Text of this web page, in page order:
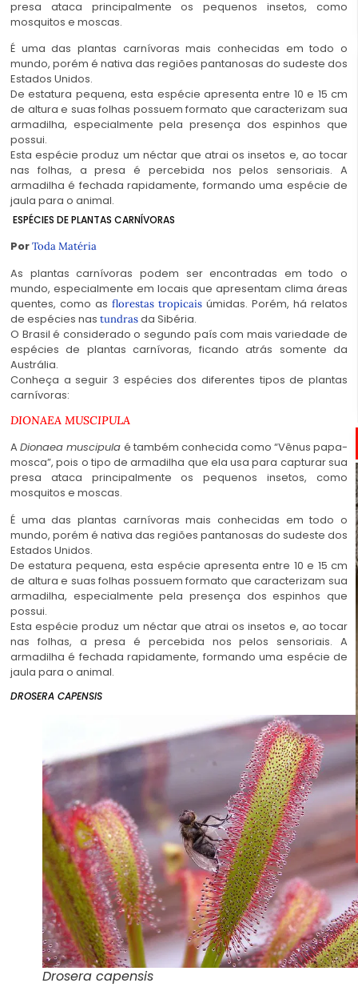
presa ataca principalmente os pequenos insetos, como
mosquitos e moscas.
É uma das plantas carnívoras mais conhecidas em todo o
mundo, porém é nativa das regiões pantanosas do sudeste dos
Estados Unidos.
De estatura pequena, esta espécie apresenta entre 10 e 15 cm
de altura e suas folhas possuem formato que caracterizam sua
armadilha, especialmente pela presença dos espinhos que
possui.
Esta espécie produz um néctar que atrai os insetos e, ao tocar
nas folhas, a presa é percebida nos pelos sensoriais. A
armadilha é fechada rapidamente, formando uma espécie de
jaula para o animal.
ESPÉCIES DE PLANTAS CARNÍVORAS
PorToda Matéria
As plantas carnívoras podem ser encontradas em todo o
mundo, especialmente em locais que apresentam clima áreas
quentes, como as florestas tropicais úmidas. Porém, há relatos
de espécies nas tundrasda Sibéria.
O Brasil é considerado o segundo país com mais variedade de
espécies de plantas carnívoras, ficando atrás somente da
Austrália.
Conheça a seguir 3 espécies dos diferentes tipos de plantas
carnívoras:
DIONAEA MUSCIPULA
ADionaea muscipula é também conhecida como “Vênus papa-
mosca”, pois o tipo de armadilha que ela usa para capturar sua
presa ataca principalmente os pequenos insetos, como
mosquitos e moscas.
É uma das plantas carnívoras mais conhecidas em todo o
mundo, porém é nativa das regiões pantanosas do sudeste dos
Estados Unidos.
De estatura pequena, esta espécie apresenta entre 10 e 15 cm
de altura e suas folhas possuem formato que caracterizam sua
armadilha, especialmente pela presença dos espinhos que
possui.
Esta espécie produz um néctar que atrai os insetos e, ao tocar
nas folhas, a presa é percebida nos pelos sensoriais. A
armadilha é fechada rapidamente, formando uma espécie de
jaula para o animal.
DROSERA CAPENSIS
Drosera capensis